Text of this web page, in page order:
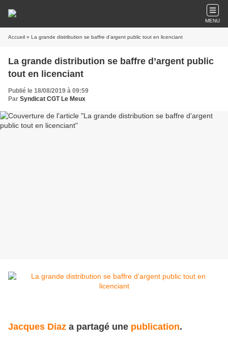
MENU
Accueil » La grande distribution se baffre d’argent public tout en licenciant
La grande distribution se baffre d’argent public
tout en licenciant
Publié le 18/08/2019 à 09:59
Par Syndicat CGT Le Meux
Jacques Diaz a partagé une publication.